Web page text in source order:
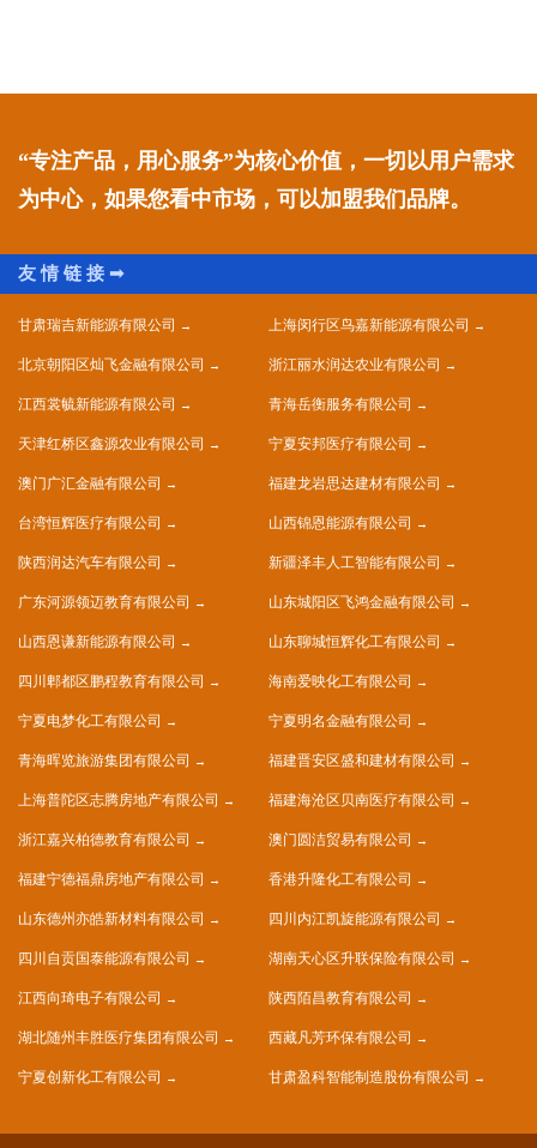
“专注产品，用心服务”为核心价值，一切以用户需求
为中心，如果您看中市场，可以加盟我们品牌。
甘肃瑞吉新能源有限公司 上海闵行区鸟嘉新能源有限公司
北京朝阳区灿飞金融有限公司 浙江丽水润达农业有限公司
江西裳毓新能源有限公司 青海岳衡服务有限公司
天津红桥区鑫源农业有限公司 宁夏安邦医疗有限公司
澳门广汇金融有限公司 福建龙岩思达建材有限公司
台湾恒辉医疗有限公司 山西锦恩能源有限公司
陕西润达汽车有限公司 新疆泽丰人工智能有限公司
广东河源领迈教育有限公司 山东城阳区飞鸿金融有限公司
山西恩谦新能源有限公司 山东聊城恒辉化工有限公司
四川郫都区鹏程教育有限公司 海南爱映化工有限公司
宁夏电梦化工有限公司 宁夏明名金融有限公司
青海晖览旅游集团有限公司 福建晋安区盛和建材有限公司
上海普陀区志腾房地产有限公司 福建海沧区贝南医疗有限公司
浙江嘉兴柏德教育有限公司 澳门圆洁贸易有限公司
福建宁德福鼎房地产有限公司 香港升隆化工有限公司
山东德州亦皓新材料有限公司 四川内江凯旋能源有限公司
四川自贡国泰能源有限公司 湖南天心区升联保险有限公司
江西向琦电子有限公司 陕西陌昌教育有限公司
湖北随州丰胜医疗集团有限公司 西藏凡芳环保有限公司
宁夏创新化工有限公司 甘肃盈科智能制造股份有限公司